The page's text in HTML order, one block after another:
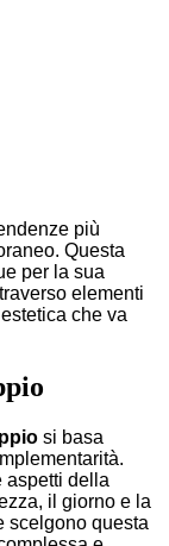
più
Questa
per la sua
elementi
che va
si basa
aspetti della
il giorno e la
scelgono questa